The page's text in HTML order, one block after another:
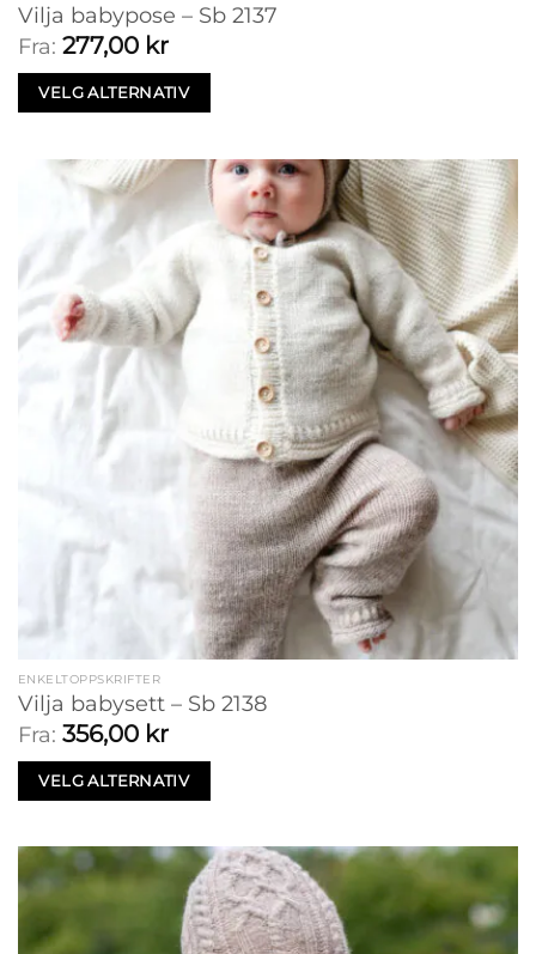
Vilja babypose – Sb 2137
Fra: 277,00 kr
VELG ALTERNATIV
ENKELTOPPSKRIFTER
Vilja babysett – Sb 2138
Fra: 356,00 kr
VELG ALTERNATIV